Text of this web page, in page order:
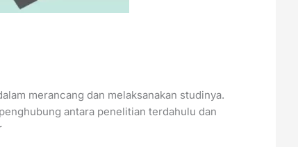
merancang dan melaksanakan studinya.
antara penelitian terdahulu dan